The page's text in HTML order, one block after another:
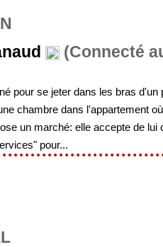
(Connecté
pour se jeter dans les bras
chambre dans l'appartement
un marché: elle accepte de lui
pour...